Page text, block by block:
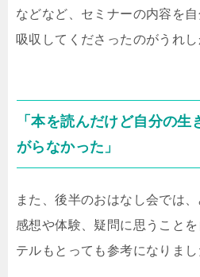
などなど、セミナーの内容を
吸収してくださったのがうれ
「本を読んだけど自分の
がらなかった」
また、後半のおはなし会では
感想や体験、疑問に思うことを
テルもとっても参考になりまし